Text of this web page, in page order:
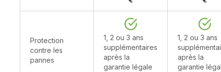
Protection
contre les
pannes
1, 2 ou 3 ans
supplémentaires
après la
garantie légale
1, 2 ou 3 ans
après la
garantie